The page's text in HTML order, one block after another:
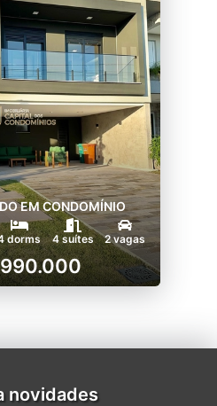
EM CONDOMÍNIO
dorms 4 suítes 2 vagas
novidades